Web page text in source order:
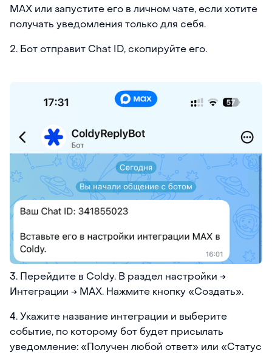
MAX или запустите его в личном чате, если хотите
получать уведомления только для себя.
2. Бот отправит Chat ID, скопируйте его.
3. Перейдите в Coldy. В раздел настройки →
Интеграции → MAX. Нажмите кнопку «Создать».
4. Укажите название интеграции и выберите
событие, по которому бот будет присылать
уведомление: «Получен любой ответ» или «Статус